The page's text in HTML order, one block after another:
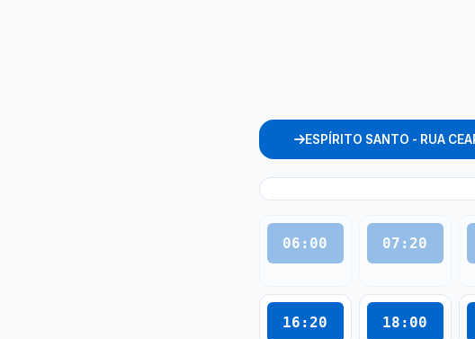
ESPÍRITO SANTO - RUA
06:00 07:20
16:20 18:00